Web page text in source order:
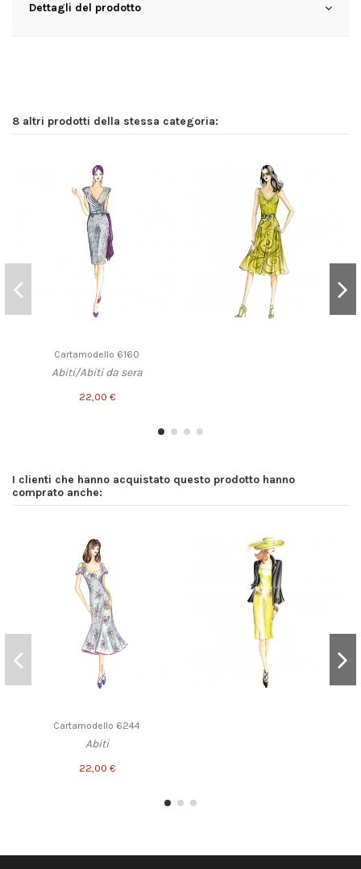
Dettagli del prodotto
8 altri prodotti della stessa categoria:
Cartamodello 6160
Abiti/Abiti da sera
22,00 €
I clienti che hanno acquistato questo prodotto hanno
comprato anche:
Cartamodello 6244
Abiti
22,00 €